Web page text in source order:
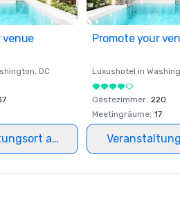
venue
, DC
auswählen
Promote your
Luxushotel in
Gästezimmer: 220
Meetingräume: 17